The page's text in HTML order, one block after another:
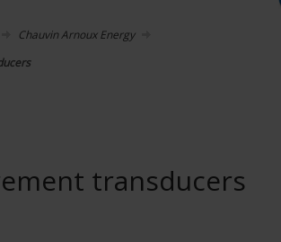
Chauvin Arnoux Energy
transducers